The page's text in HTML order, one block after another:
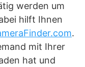
werden um
hilft Ihnen
.
mit Ihrer
hat und